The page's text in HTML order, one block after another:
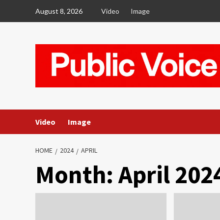
August 8, 2026 Video Image
Video Image
HOME 2024 APRIL
Month:April